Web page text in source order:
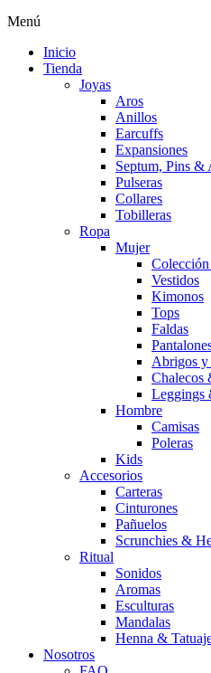
Menú
Inicio
Tienda
Joyas
Aros
Anillos
Earcuffs
Expansiones
Septum, Pins &
Pulseras
Collares
Tobilleras
Ropa
Mujer
Vestidos
Kimonos
Tops
Faldas
Abrigos y
Chalecos
Leggings
Hombre
Camisas
Poleras
Kids
Accesorios
Carteras
Cinturones
Pañuelos
Scrunchies &
Ritual
Sonidos
Aromas
Esculturas
Mandalas
Henna &
Nosotros